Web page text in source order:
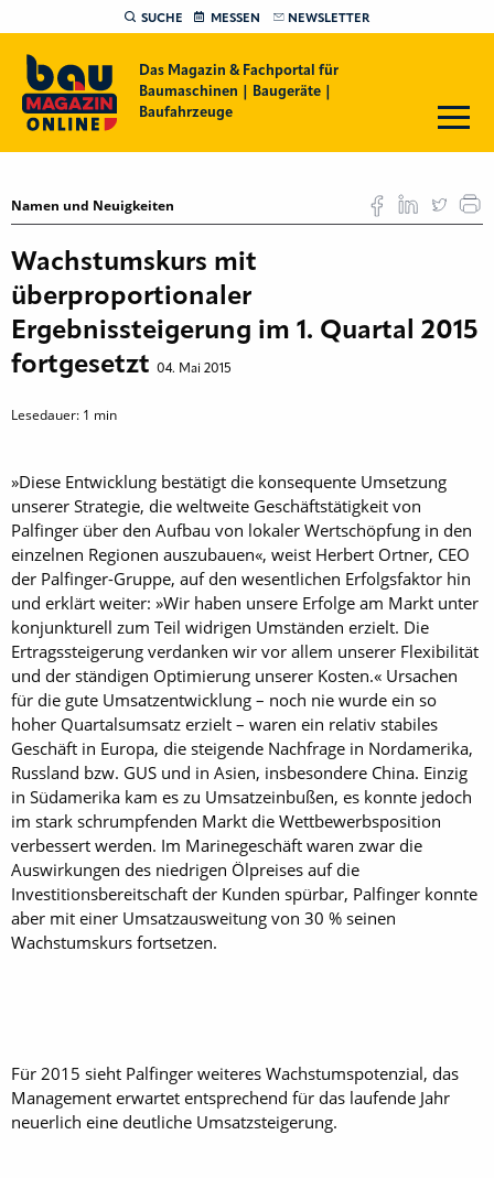
SUCHE MESSEN NEWSLETTER
Das Magazin & Fachportal für
Baumaschinen | Baugeräte |
Baufahrzeuge
Namen und Neuigkeiten
Wachstumskurs mit
überproportionaler
Ergebnissteigerung im 1. Quartal 2015
fortgesetzt 04. Mai 2015
Lesedauer: 1 min
»Diese Entwicklung bestätigt die konsequente Umsetzung
unserer Strategie, die weltweite Geschäftstätigkeit von
Palfinger über den Aufbau von lokaler Wertschöpfung in den
einzelnen Regionen auszubauen«, weist Herbert Ortner, CEO
der Palfinger-Gruppe, auf den wesentlichen Erfolgsfaktor hin
und erklärt weiter: »Wir haben unsere Erfolge am Markt unter
konjunkturell zum Teil widrigen Umständen erzielt. Die
Ertragssteigerung verdanken wir vor allem unserer Flexibilität
und der ständigen Optimierung unserer Kosten.« Ursachen
für die gute Umsatzentwicklung – noch nie wurde ein so
hoher Quartalsumsatz erzielt – waren ein relativ stabiles
Geschäft in Europa, die steigende Nachfrage in Nordamerika,
Russland bzw. GUS und in Asien, insbesondere China. Einzig
in Südamerika kam es zu Umsatzeinbußen, es konnte jedoch
im stark schrumpfenden Markt die Wettbewerbsposition
verbessert werden. Im Marinegeschäft waren zwar die
Auswirkungen des niedrigen Ölpreises auf die
Investitionsbereitschaft der Kunden spürbar, Palfinger konnte
aber mit einer Umsatzausweitung von 30 % seinen
Wachstumskurs fortsetzen.
Für 2015 sieht Palfinger weiteres Wachstumspotenzial, das
Management erwartet entsprechend für das laufende Jahr
neuerlich eine deutliche Umsatzsteigerung.